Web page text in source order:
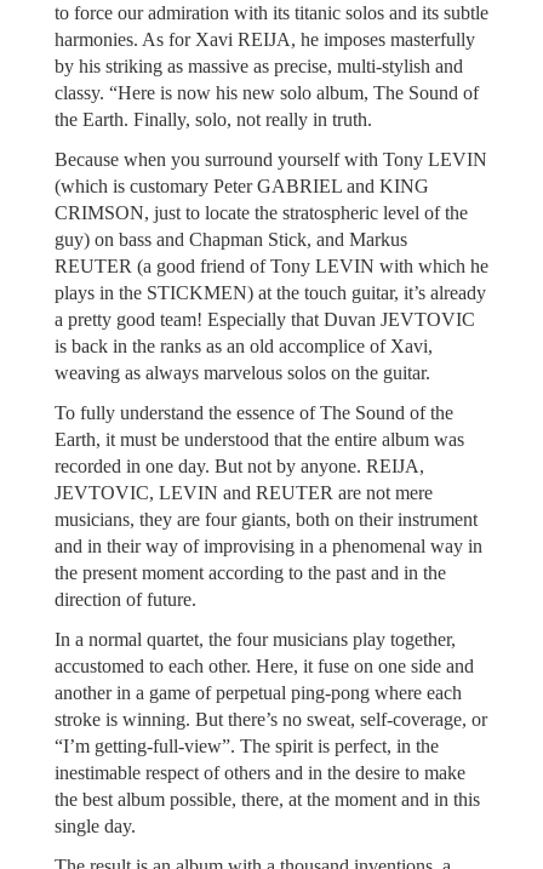
to force our admiration with its titanic solos and its subtle
harmonies. As for Xavi REIJA, he imposes masterfully
by his striking as massive as precise, multi-stylish and
classy. “Here is now his new solo album, The Sound of
the Earth. Finally, solo, not really in truth.
Because when you surround yourself with Tony LEVIN
(which is customary Peter GABRIEL and KING
CRIMSON, just to locate the stratospheric level of the
guy) on bass and Chapman Stick, and Markus
REUTER (a good friend of Tony LEVIN with which he
plays in the STICKMEN) at the touch guitar, it’s already
a pretty good team! Especially that Duvan JEVTOVIC
is back in the ranks as an old accomplice of Xavi,
weaving as always marvelous solos on the guitar.
To fully understand the essence of The Sound of the
Earth, it must be understood that the entire album was
recorded in one day. But not by anyone. REIJA,
JEVTOVIC, LEVIN and REUTER are not mere
musicians, they are four giants, both on their instrument
and in their way of improvising in a phenomenal way in
the present moment according to the past and in the
direction of future.
In a normal quartet, the four musicians play together,
accustomed to each other. Here, it fuse on one side and
another in a game of perpetual ping-pong where each
stroke is winning. But there’s no sweat, self-coverage, or
“I’m getting-full-view”. The spirit is perfect, in the
inestimable respect of others and in the desire to make
the best album possible, there, at the moment and in this
single day.